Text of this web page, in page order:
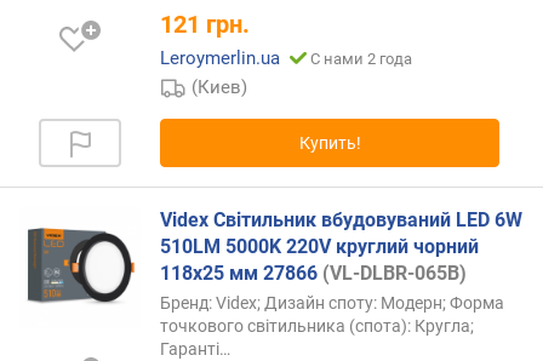
121 грн.
Leroymerlin.ua С нами 2 года
(Киев)
Купить!
Videx Світильник вбудовуваний LED 6W
510LM 5000K 220V круглий чорний
118х25 мм 27866 (VL-DLBR-065B)
Бренд: Videx; Дизайн споту: Модерн; Форма
точкового світильника (спота): Кругла;
Гаранті…